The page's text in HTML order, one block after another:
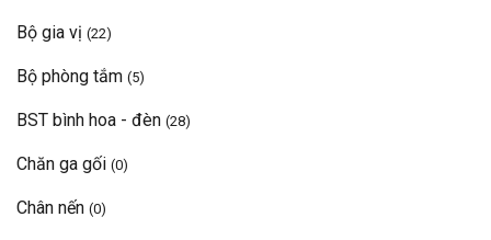
Bộ gia vị (22)
Bộ phòng tắm (5)
BST bình hoa - đèn (28)
Chăn ga gối (0)
Chân nến (0)